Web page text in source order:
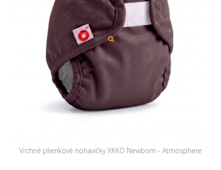
Vrchné plienkové nohavičky XKKO Newborn - Atmosphere